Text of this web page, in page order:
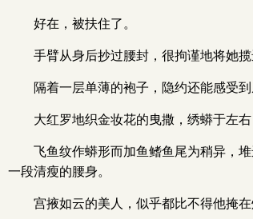
好在，被扶住了。
手臂从身后抄过腰封，很拘谨地将她
隔着一层单薄的袍子，隐约还能感受
大红罗地织金妆花的曳撒，绣蟒于左右
飞鱼纹作蟒形而加鱼鳍鱼尾为稍异，
一段清瘦的腰身。
宫掖如云的美人，似乎都比不得他掩在